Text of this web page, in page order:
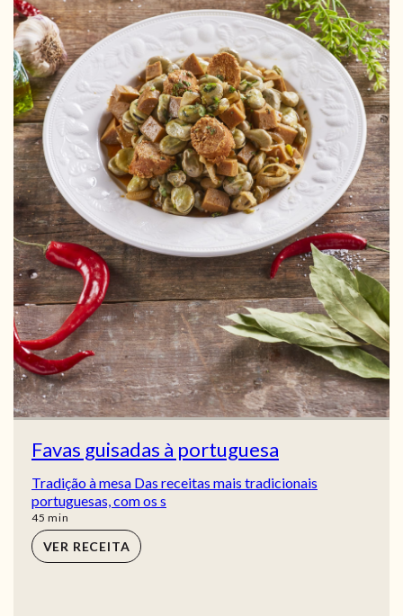
Favas guisadas à portuguesa
Tradição à mesa Das receitas mais tradicionais
portuguesas, com os s
45 min
min
VER RECEITA